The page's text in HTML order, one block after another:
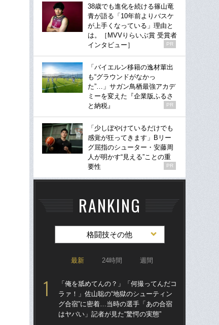
38歳でも進化を続ける篠山竜
青が語る「10年前よりバスケ
が上手くなっている」理由と
は。［MVVりらいぶ賞 受賞者
インタビュー］
PR
「バイエルン移籍の逸材輩出
も“グラウンドがなかっ
た”…」サガン鳥栖最強アカデ
ミーを変えた『企業版ふるさ
と納税』
PR
「少しぼやけているだけでも
感覚が狂ってきます」Bリー
グ屈指のシューター・安藤周
人が明かす“見える”ことの重
要性
PR
RANKING
格闘技その他
最新 24時間 週間
「俺を舐めてんの？」「何撮ってんだコ
ラァ！」佐山聡の“地獄のシューティン
グ合宿”に密着…当時の選手「あの合宿
はヤバい」記者が見た“驚愕の実態”